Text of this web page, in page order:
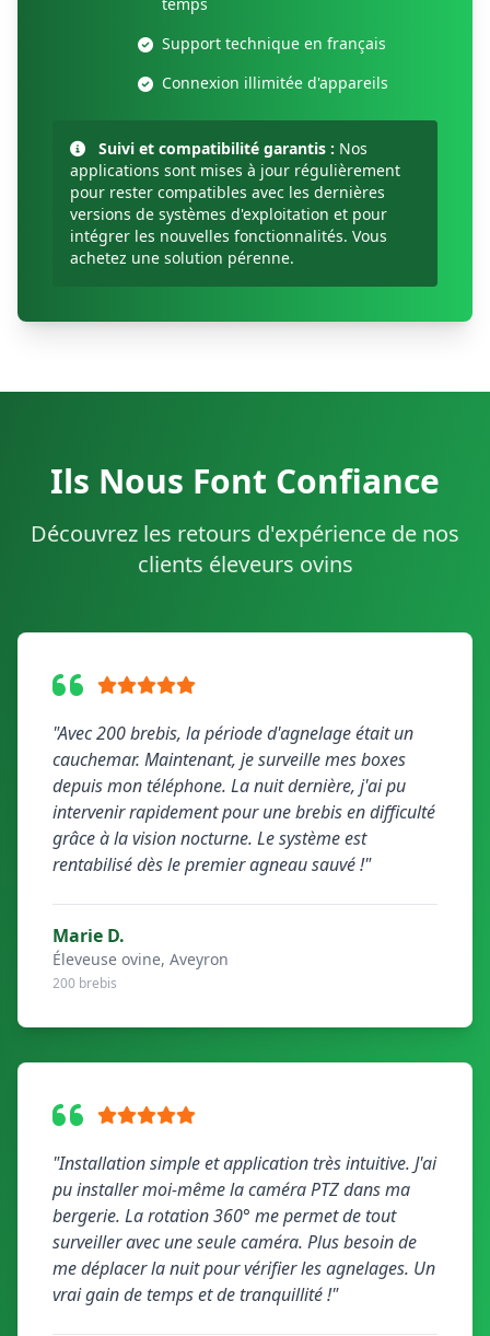
Support technique en français
Connexion illimitée d'appareils
Suivi et compatibilité garantis : Nos
applications sont mises à jour régulièrement
pour rester compatibles avec les dernières
versions de systèmes d'exploitation et pour
intégrer les nouvelles fonctionnalités. Vous
achetez une solution pérenne.
Ils Nous Font Confiance
Découvrez les retours d'expérience de nos
clients éleveurs ovins
"Avec 200 brebis, la période d'agnelage était un
cauchemar. Maintenant, je surveille mes boxes
depuis mon téléphone. La nuit dernière, j'ai pu
intervenir rapidement pour une brebis en difficulté
grâce à la vision nocturne. Le système est
rentabilisé dès le premier agneau sauvé !"
Marie D.
Éleveuse ovine, Aveyron
200 brebis
"Installation simple et application très intuitive. J'ai
pu installer moi-même la caméra PTZ dans ma
bergerie. La rotation 360° me permet de tout
surveiller avec une seule caméra. Plus besoin de
me déplacer la nuit pour vérifier les agnelages. Un
vrai gain de temps et de tranquillité !"